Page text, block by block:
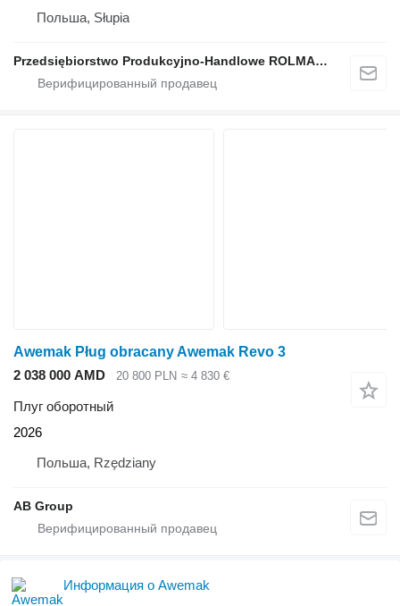
Польша, Słupia
Przedsiębiorstwo Produkcyjno-Handlowe ROLMAPOL Marcin Dziekan
Awemak Pług obracany Awemak Revo 3
2 038 000 AMD
20 800 PLN ≈ 4 830 €
Плуг оборотный
2026
Польша, Rzędziany
AB Group
Информация о Awemak